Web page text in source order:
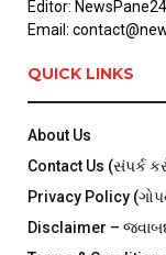
Editor:
Email:
QUICK LINKS
About Us
Contact Us (સંપર્ક
Privacy Policy
Disclaimer –